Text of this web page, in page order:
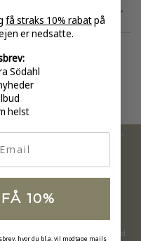
og attraktiv kollektion,
deres hjem.
nye produkter, der er
for boligindretning
ekspertise inden
på kvalitet. Med
i holdbare materialer med
få straks 10% rabatpå
er nedsatte.
Södahl
helst
10%
hvor du bl.a. vil modtage mails